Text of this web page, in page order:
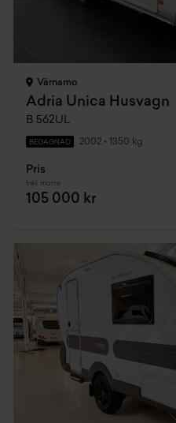
Värnamo
Adria Unica Husvagn
B 562UL
BEGAGNAD 2002 • 1350 kg
Pris
Inkl. moms
105 000 kr